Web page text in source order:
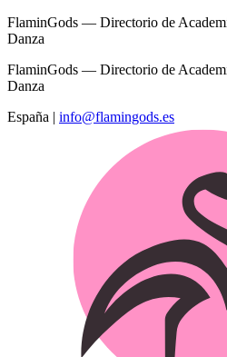
FlaminGods — Directorio de
Danza
FlaminGods — Directorio de
Danza
España | info@flamingods.es